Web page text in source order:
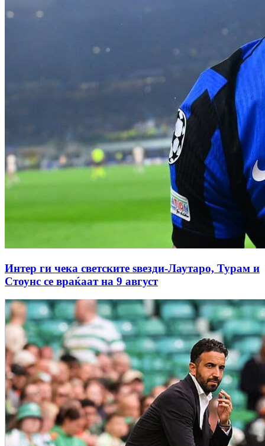
Интер ги чека светските ѕвезди-Лаутаро, Турам и
Стоунс се враќаат на 9 август